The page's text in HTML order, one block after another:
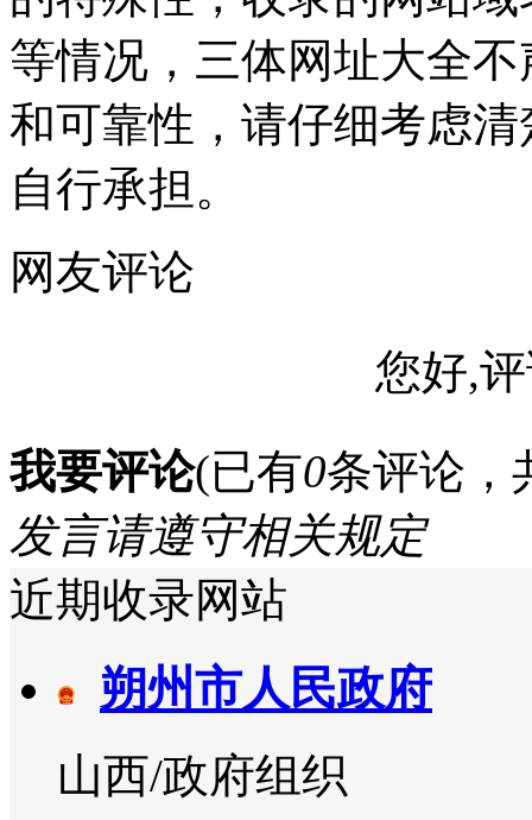
等情况，三体网址大全
和可靠性，请仔细考虑
自行承担。
网友评论
您好,
我要评论(已有0条评论，
发言请遵守相关规定
近期收录网站
朔州市人民政府
山西/政府组织